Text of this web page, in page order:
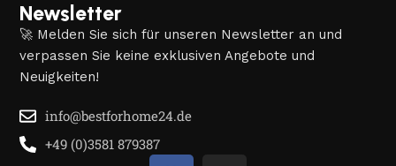
Newsletter
🚀 Melden Sie sich für unseren Newsletter an und
verpassen Sie keine exklusiven Angebote und
Neuigkeiten!
info@bestforhome24.de
+49 (0)3581 879387